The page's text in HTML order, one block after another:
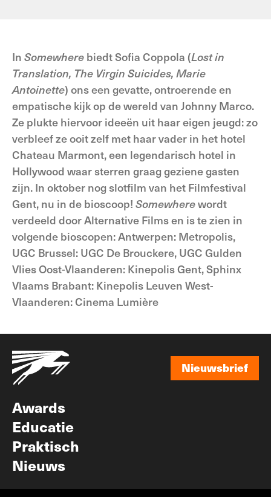
In Somewhere biedt Sofia Coppola (Lost in
Translation, The Virgin Suicides, Marie
Antoinette) ons een gevatte, ontroerende en
empatische kijk op de wereld van Johnny Marco.
Ze plukte hiervoor ideeën uit haar eigen jeugd: zo
verbleef ze ooit zelf met haar vader in het hotel
Chateau Marmont, een legendarisch hotel in
Hollywood waar sterren graag geziene gasten
zijn. In oktober nog slotfilm van het Filmfestival
Gent, nu in de bioscoop! Somewherewordt
verdeeld door Alternative Films en is te zien in
volgende bioscopen: Antwerpen: Metropolis,
UGC Brussel: UGC De Brouckere, UGC Gulden
Vlies Oost-Vlaanderen: Kinepolis Gent, Sphinx
Vlaams Brabant: Kinepolis Leuven West-
Vlaanderen: Cinema Lumière
Nieuwsbrief
Awards
Educatie
Praktisch
Nieuws